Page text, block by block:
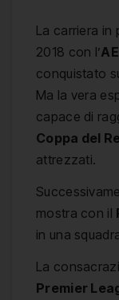
La carriera in
2018 con l’
conquistato
Ma la vera
capace di
Coppa del Re
attrezzati.
mostra con il
in una
La
Premier